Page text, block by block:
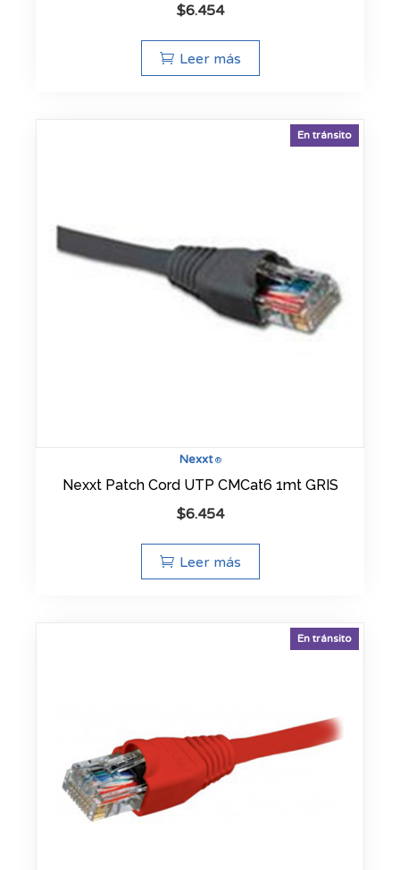
$6.454
Leer más
Nexxt®
En tránsito
Nexxt Patch Cord UTP CMCat6 1mt GRIS
$6.454
Leer más
En tránsito